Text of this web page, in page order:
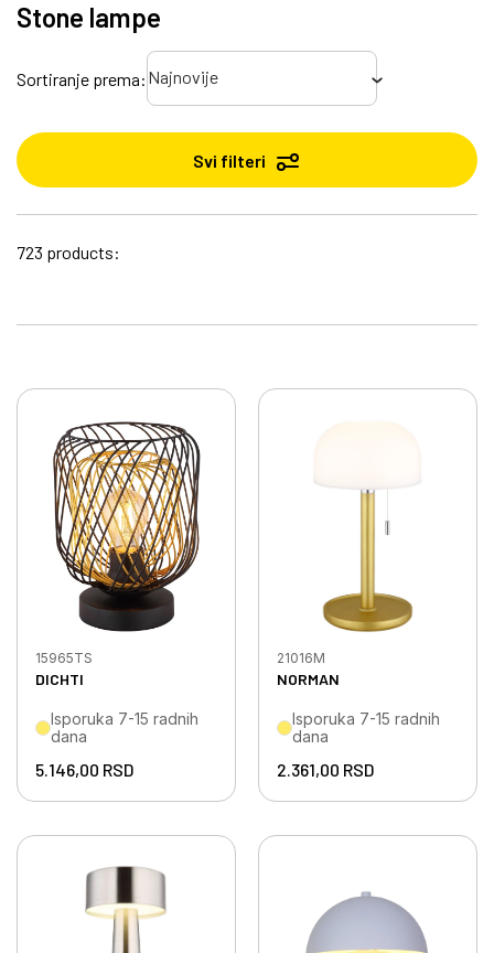
Stone lampe
Sortiranje prema: Najnovije
Svi filteri
723 products:
DICHTI
15965TS
Isporuka 7-15 radnih
dana
5.146,00 RSD
NORMAN
21016M
Isporuka 7-15 radnih
dana
2.361,00 RSD